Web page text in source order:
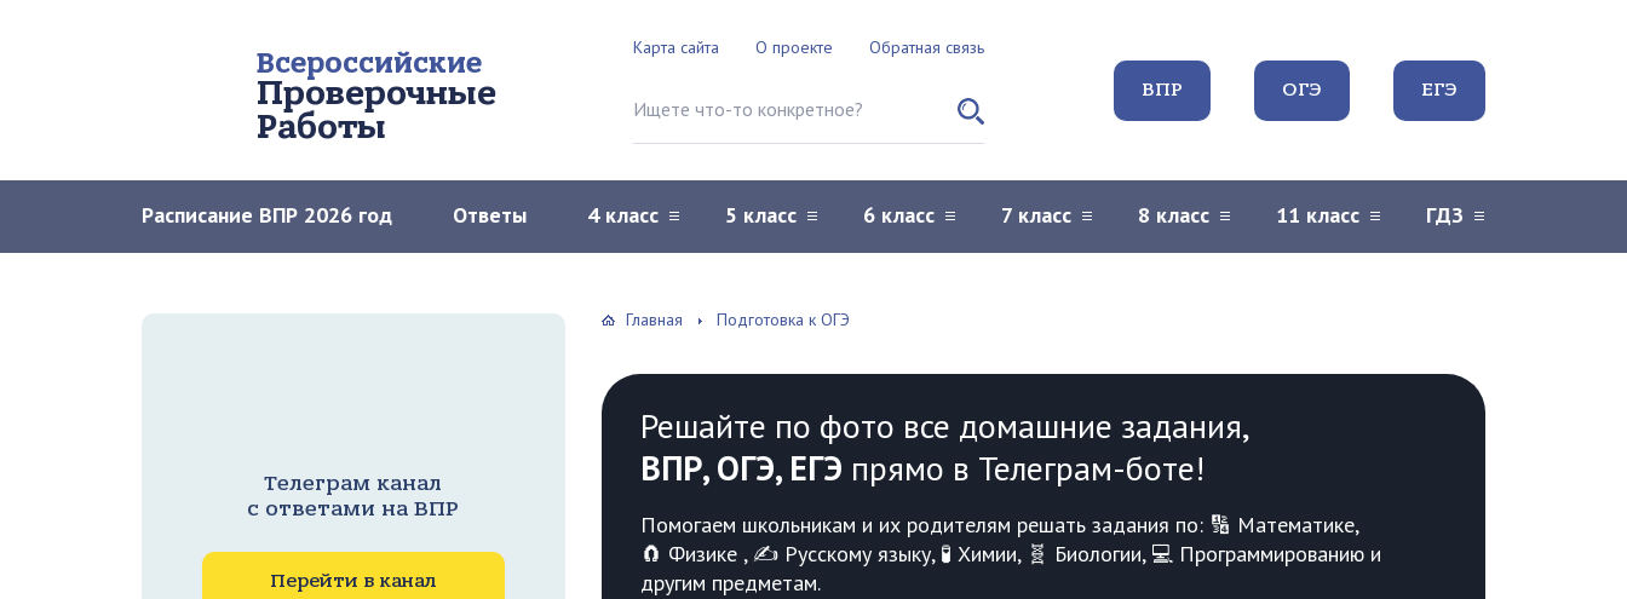
Всероссийские
Проверочные
Работы
Карта сайта О проекте Обратная связь
Поиск по сайту
ВПР ОГЭ ЕГЭ
Расписание ВПР 2026 год Ответы 4 класс 5 класс 6 класс 7 класс 8 класс 11 класс ГДЗ
Главная Подготовка к ОГЭ
Решайте по фото все домашние задания,
ВПР, ОГЭ, ЕГЭ прямо в Телеграм-боте!
Помогаем школьникам и их родителям решать задания по: 🔢 Математике,
🧲 Физике , ✍️ Русскому языку, 🧪 Химии, 🧬 Биологии, 💻 Программированию и
другим предметам.
Телеграм канал
с ответами на ВПР
Перейти в канал